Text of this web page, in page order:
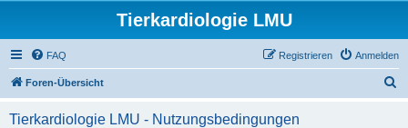
Tierkardiologie LMU
FAQ Anmelden
Registrieren
Foren-Übersicht
Tierkardiologie LMU - Nutzungsbedingungen